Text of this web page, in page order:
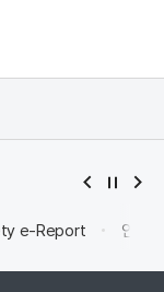
e-Report 안전